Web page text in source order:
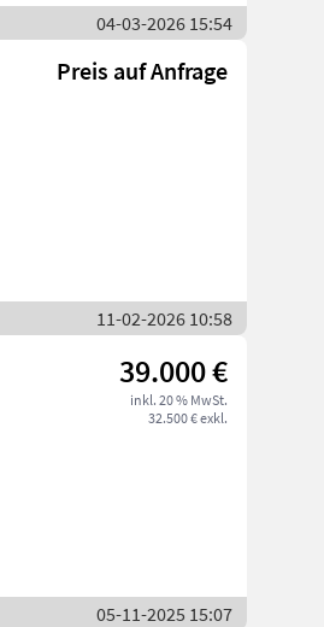
04-03-2026 15:54
Preis auf Anfrage
11-02-2026 10:58
39.000 €
inkl. 20 % MwSt.
32.500 € exkl.
05-11-2025 15:07